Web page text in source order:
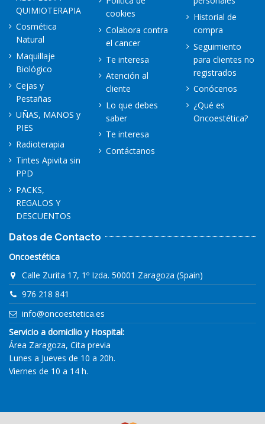
QUIMIOTERAPIA
Cosmética
Natural
Maquillaje
Biológico
Cejas y
Pestañas
UÑAS, MANOS y
PIES
Radioterapia
Tintes Apivita sin
PPD
PACKS,
REGALOS Y
DESCUENTOS
cookies
Colabora contra
el cancer
Te interesa
Atención al
cliente
Lo que debes
saber
Te interesa
Contáctanos
Historial de
compra
Seguimiento
para clientes no
registrados
Conócenos
¿Qué es
Oncoestética?
Datos de Contacto
Oncoestética
Calle Zurita 17, 1º Izda. 50001 Zaragoza (Spain)
976 218 841
info@oncoestetica.es
Servicio a domicilio y Hospital:
Área Zaragoza, Cita previa
Lunes a Jueves de 10 a 20h.
Viernes de 10 a 14 h.